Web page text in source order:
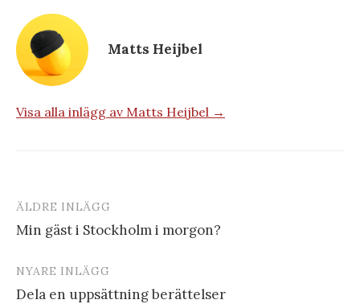
Matts Heijbel
Visa alla inlägg av Matts Heijbel →
Inläggsnavigering
ÄLDRE INLÄGG
Min gäst i Stockholm i morgon?
NYARE INLÄGG
Dela en uppsättning berättelser